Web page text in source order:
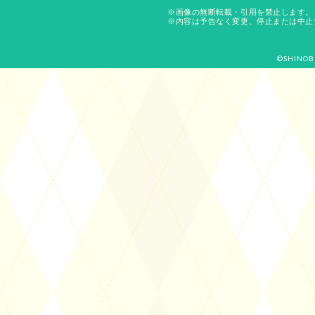
※画像の無断転載・引用を禁止します。
※内容は予告なく変更、停止または中